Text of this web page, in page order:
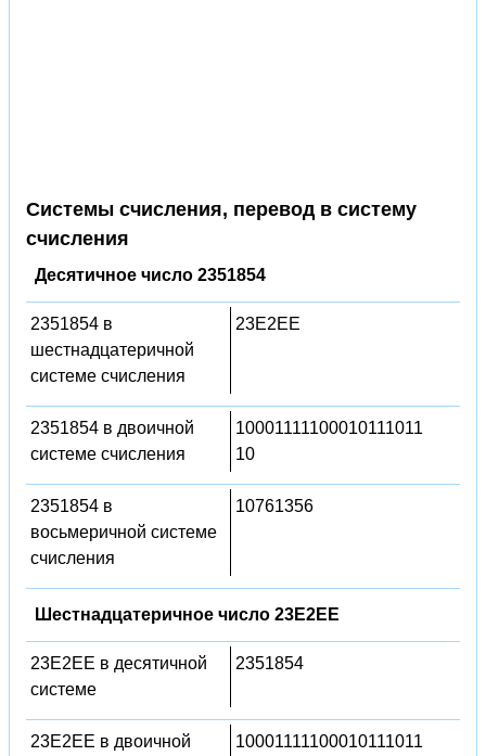
Системы счисления, перевод в систему
счисления
Десятичное число 2351854
2351854 в
шестнадцатеричной
системе счисления
23E2EE
2351854 в двоичной
системе счисления
10001111100010111011
10
2351854 в
восьмеричной системе
счисления
10761356
Шестнадцатеричное число 23E2EE
23E2EE в десятичной
системе
2351854
23E2EE в двоичной
10001111100010111011